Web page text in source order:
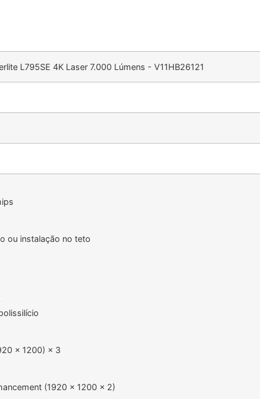
L795SE 4K Laser 7.000 Lúmens - V11HB26121
ou instalação no teto
× 1200) × 3
(1920 × 1200 × 2)